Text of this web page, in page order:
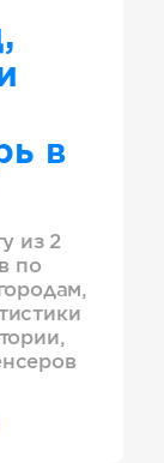
в
из 2
по